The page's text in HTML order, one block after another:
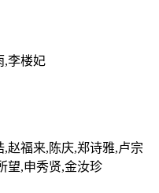
,李楼妃
赵福来,陈庆,郑诗雅,卢宗
望,申秀贤,金汝珍